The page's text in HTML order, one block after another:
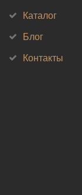
Каталог
Блог
Контакты